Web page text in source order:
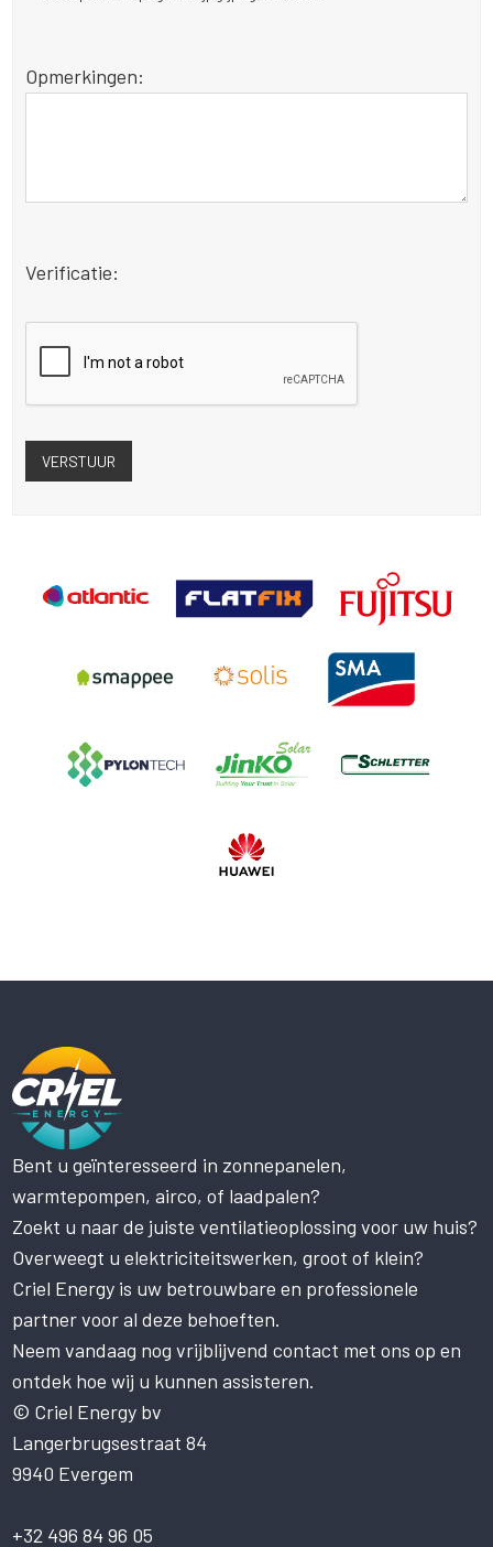
Opmerkingen:
Verificatie:
Bent u geïnteresseerd in zonnepanelen,
warmtepompen, airco, of laadpalen?
Zoekt u naar de juiste ventilatieoplossing voor uw huis?
Overweegt u elektriciteitswerken, groot of klein?
Criel Energy is uw betrouwbare en professionele
partner voor al deze behoeften.
Neem vandaag nog vrijblijvend contact met ons op en
ontdek hoe wij u kunnen assisteren.
© Criel Energy bv
Langerbrugsestraat 84
9940 Evergem
+32 496 84 96 05
Deze website maakt gebruik
van cookies.
Deze website gebruikt cookies om uw
gebruikerservaring te verbeteren. Door
onze website te gebruiken, stemt u in met
alle cookies in overeenstemming met ons
Cookiebeleid.Lees verder
STRIKT NOODZAKELIJK
PRESTATIE
TARGETING
FUNCTIONEEL
NIET-GECLASSIFICEERD